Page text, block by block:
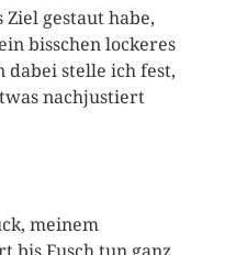
gestaut habe,
bisschen lockeres
dabei stelle ich fest,
nachjustiert
meinem